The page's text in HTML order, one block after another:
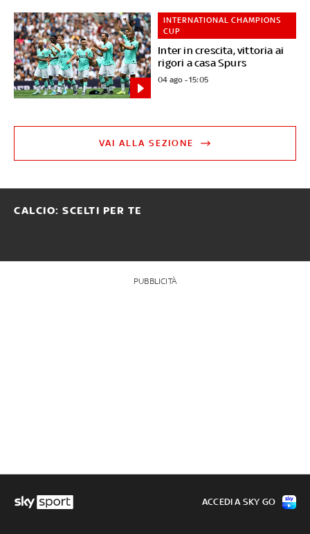
Inter in crescita, vittoria ai
rigori a casa Spurs
INTERNATIONAL CHAMPIONS
CUP
04 ago - 15:05
VAI ALLA SEZIONE
CALCIO: SCELTI PER TE
PUBBLICITÀ
ACCEDI A SKY GO